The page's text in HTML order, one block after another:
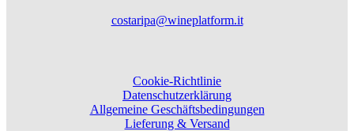
costaripa@wineplatform.it
Cookie-Richtlinie
Datenschutzerklärung
Allgemeine Geschäftsbedingungen
Lieferung & Versand